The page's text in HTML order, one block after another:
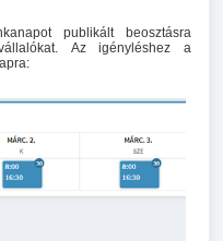
publikált beosztásra
Az igényléshez a